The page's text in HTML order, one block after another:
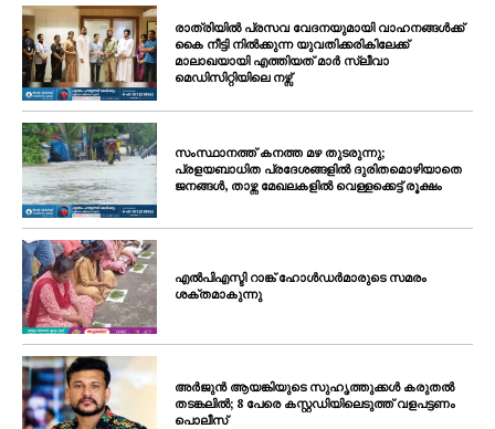
രാത്രിയിൽ പ്രസവ വേദനയുമായി വാഹനങ്ങൾക്ക്
കൈ നീട്ടി നിൽക്കുന്ന യുവതിക്കരികിലേക്ക്
മാലാഖയായി എത്തിയത് മാർ സ്ലീവാ
മെഡിസിറ്റിയിലെ നഴ്സ്
സംസ്ഥാനത്ത് കനത്ത മഴ തുടരുന്നു;
പ്രളയബാധിത പ്രദേശങ്ങളിൽ ദുരിതമൊഴിയാതെ
ജനങ്ങൾ, താഴ്ന്ന മേഖലകളിൽ വെള്ളക്കെട്ട് രൂക്ഷം
എൽപിഎസ്ടി റാങ്ക് ഹോൾഡർമാരുടെ സമരം
ശക്തമാകുന്നു
അർജുൻ ആയങ്കിയുടെ സുഹൃത്തുക്കൾ കരുതൽ
തടങ്കലിൽ; 8 പേരെ കസ്റ്റഡിയിലെടുത്ത് വളപട്ടണം
പൊലീസ്